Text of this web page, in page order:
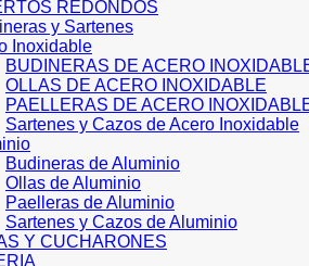
REDONDOS
y Sartenes
Inoxidable
BUDINERAS DE ACERO
OLLAS DE ACERO INOXIDABLE
PAELLERAS DE ACERO
Sartenes y Cazos de Acero Inoxidable
Budineras de Aluminio
Ollas de Aluminio
Paelleras de Aluminio
Sartenes y Cazos de Aluminio
Y CUCHARONES